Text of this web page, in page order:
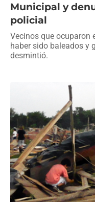
Municipal y
policial
Vecinos que ocuparon
haber sido baleados y
desmintió.